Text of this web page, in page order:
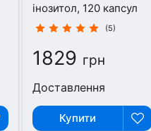
інозитол, 120 капсул
(5)
1829 грн
Доставлення
Купити